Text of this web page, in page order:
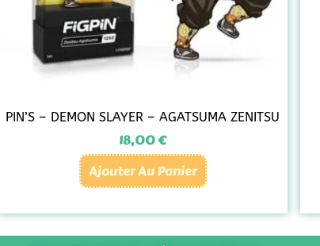
PIN’S – DEMON SLAYER – AGATSUMA ZENITSU
18,00€
Ajouter Au Panier